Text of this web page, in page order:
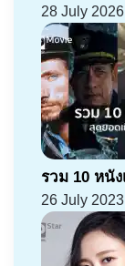
28 July 2026
รวม 10 หนั
26 July 2023